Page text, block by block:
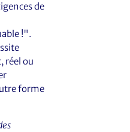
de
!".
réel ou
forme